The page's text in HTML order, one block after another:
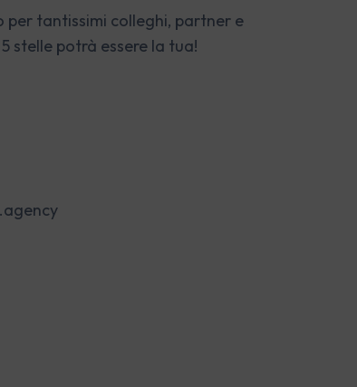
tantissimi colleghi, partner e
stelle potrà essere la tua!